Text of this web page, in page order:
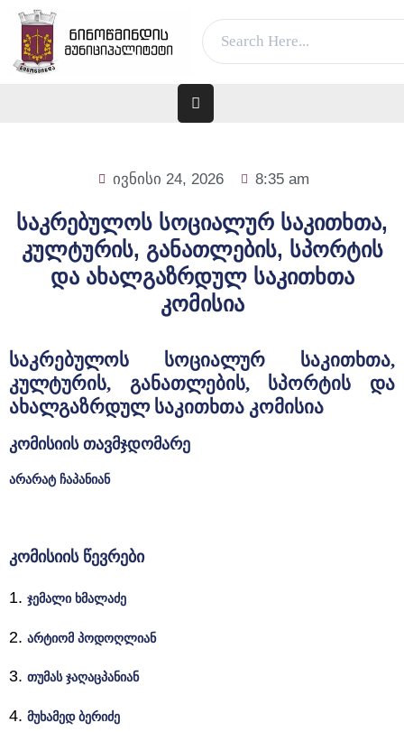
ᲛᲗᲐᲕᲐᲠᲘ
ᲮᲔᲚᲘᲡᲣᲤᲚᲔᲑᲐ
ᲛᲔᲠᲘᲐ
ᲛᲝᲥᲐᲚᲐᲥᲔᲡ
ᲑᲘᲖᲜᲔᲡᲡ
ᲡᲔᲠᲕᲘᲡᲔᲑᲘ
ᲡᲐᲯᲐᲠᲝ
ივნისი 24, 2026 8:35 am
საკრებულოს სოციალურ საკითხთა,
კულტურის, განათლების, სპორტის
და ახალგაზრდულ საკითხთა
კომისია
საკრებულოს სოციალურ საკითხთა,
კულტურის, განათლების, სპორტის და
ახალგაზრდულ საკითხთა კომისია
კომისიის თავმჯდომარე
არარატ ჩაპანიან
კომისიის წევრები
ჯემალი ხმალაძე
არტიომ პოდოღლიან
თუმას ჯაღაცპანიან
მუხამედ ბერიძე
ვებ გვერდი მუშაობს სატესტო რეჟიმში